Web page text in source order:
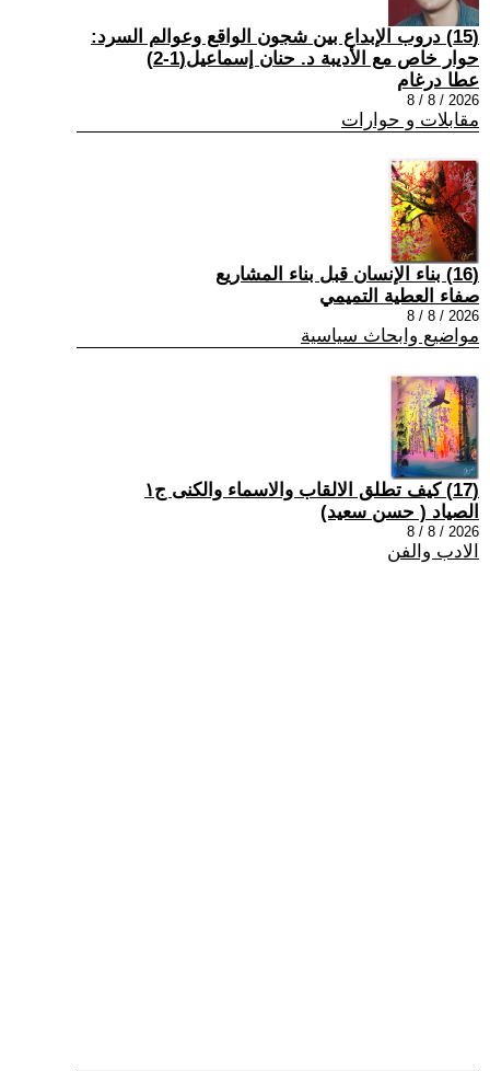
(15) دروب الإبداع بين شجون الواقع وعوالم السرد:
حوار خاص مع الأديبة د. حنان إسماعيل(1-2)
عطا درغام
2026 / 8 / 8
مقابلات و حوارات
(16) بناء الإنسان قبل بناء المشاريع
صفاء العطية التميمي
2026 / 8 / 8
مواضيع وابحاث سياسية
(17) كيف تطلق الالقاب والاسماء والكنى ج١
الصياد ‏( حسن سعيد‏)
2026 / 8 / 8
الادب والفن